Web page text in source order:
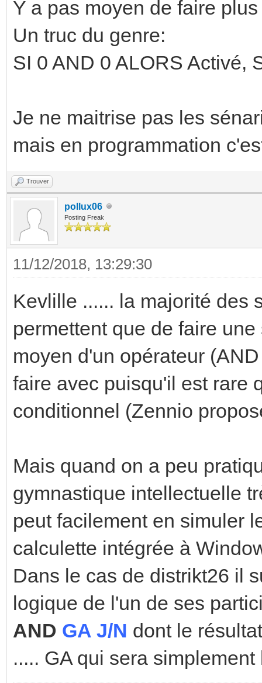
Y a pas moyen de faire
Un truc du genre:
SI 0 AND 0 ALORS Activé,
Je ne maitrise pas les
mais en programmation
Trouver
pollux06
Posting Freak
11/12/2018, 13:29:30
Kevlille ...... la majorité des
permettent que de faire
moyen d'un opérateur
faire avec puisqu'il est rare
conditionnel (Zennio
Mais quand on a peu
gymnastique intellectuelle
peut facilement en simuler
calculette intégrée à
Dans le cas de distrikt26 il
logique de l'un de ses
AND GA J/N dont le
..... GA qui sera